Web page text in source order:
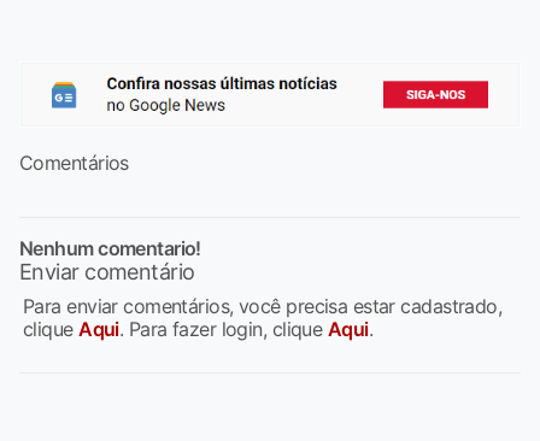
Comentários
Nenhum comentario!
Enviar comentário
Para enviar comentários, você precisa estar cadastrado,
cliqueAqui. Para fazer login, clique Aqui.